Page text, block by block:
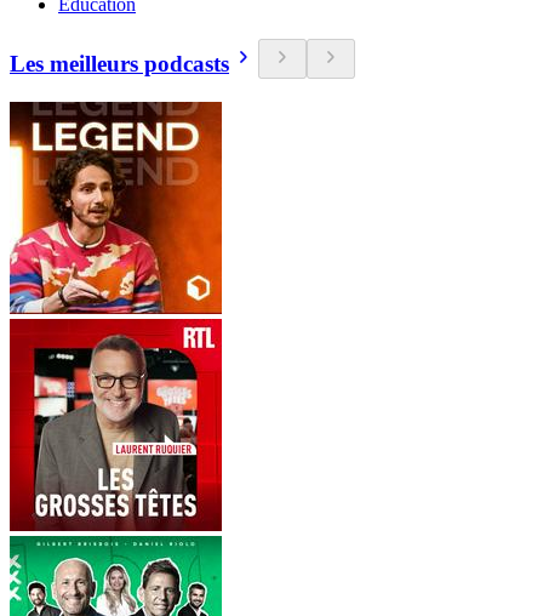
Education
Les meilleurs podcasts